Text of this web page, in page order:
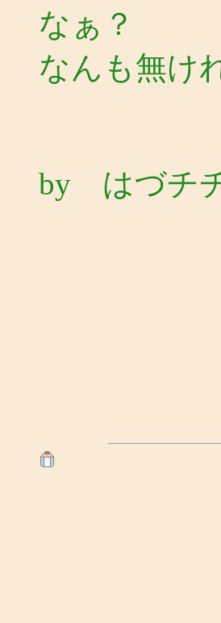
なぁ？
なんも無け
by はづチ